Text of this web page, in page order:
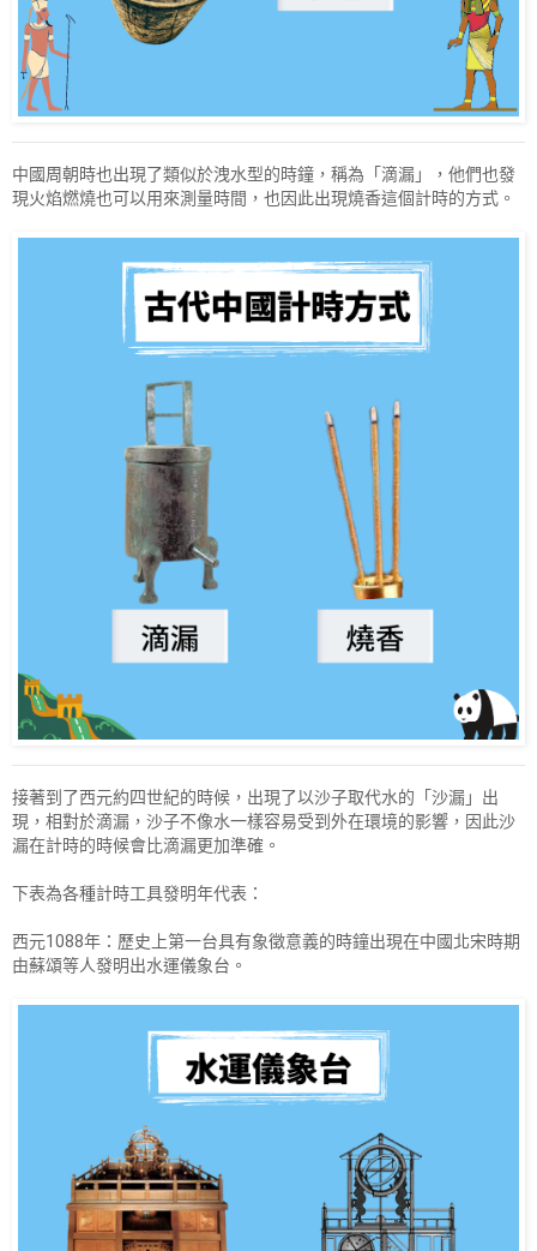
中國周朝時也出現了類似於洩水型的時鐘，稱為「滴漏」，他們也發
現火焰燃燒也可以用來測量時間，也因此出現燒香這個計時的方式。
接著到了西元約四世紀的時候，出現了以沙子取代水的「沙漏」出
現，相對於滴漏，沙子不像水一樣容易受到外在環境的影響，因此沙
漏在計時的時候會比滴漏更加準確。
下表為各種計時工具發明年代表：
西元1088年：歷史上第一台具有象徵意義的時鐘出現在中國北宋時期
由蘇頌等人發明出水運儀象台。